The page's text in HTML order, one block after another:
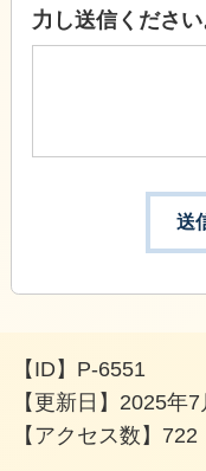
力し送信ください
【ID】 P-6551
【更新日】 2025年7
【アクセス数】 722